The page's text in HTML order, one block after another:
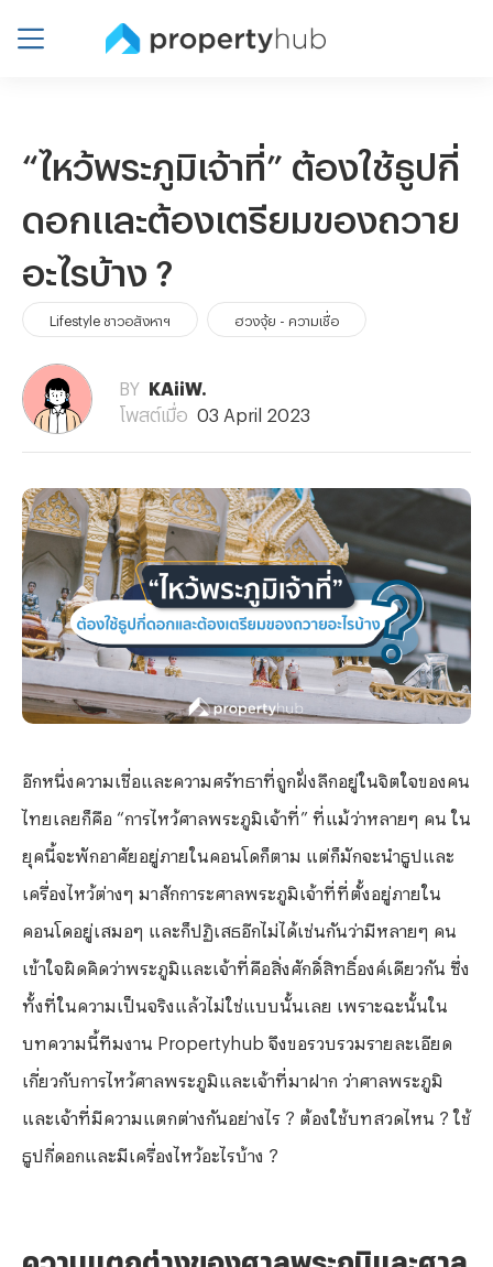
“ไหว้พระภูมิเจ้าที่” ต้องใช้ธูปกี่
ดอกและต้องเตรียมของถวาย
อะไรบ้าง ?
Lifestyle ชาวอสังหาฯ ฮวงจุ้ย - ความเชื่อ
BY
KAiiW.
โพสต์เมื่อ
03 April 2023
อีกหนึ่งความเชื่อและความศรัทธาที่ถูกฝั่งลึกอยู่ในจิตใจของคน
ไทยเลยก็คือ “การไหว้ศาลพระภูมิเจ้าที่” ที่แม้ว่าหลายๆ คน ใน
ยุคนี้จะพักอาศัยอยู่ภายในคอนโดก็ตาม แต่ก็มักจะนำธูปและ
เครื่องไหว้ต่างๆ มาสักการะศาลพระภูมิเจ้าที่ที่ตั้งอยู่ภายใน
คอนโดอยู่เสมอๆ และก็ปฏิเสธอีกไม่ได้เช่นกันว่ามีหลายๆ คน
เข้าใจผิดคิดว่าพระภูมิและเจ้าที่คือสิ่งศักดิ์สิทธิ์องค์เดียวกัน ซึ่ง
ทั้งที่ในความเป็นจริงแล้วไม่ใช่แบบนั้นเลย เพราะฉะนั้นใน
บทความนี้ทีมงาน Propertyhub จึงขอรวบรวมรายละเอียด
เกี่ยวกับการไหว้ศาลพระภูมิและเจ้าที่มาฝาก ว่าศาลพระภูมิ
และเจ้าที่มีความแตกต่างกันอย่างไร ? ต้องใช้บทสวดไหน ? ใช้
ธูปกี่ดอกและมีเครื่องไหว้อะไรบ้าง ?
ความแตกต่างของศาลพระภูมิและศาล